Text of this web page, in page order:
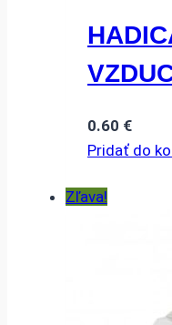
0.60 €
Pridať do
Zľava!